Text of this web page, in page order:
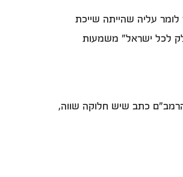
עליה שהייתה שייכת
לכל ישראל" משמעות
כתב שיש חלוקה שווה,